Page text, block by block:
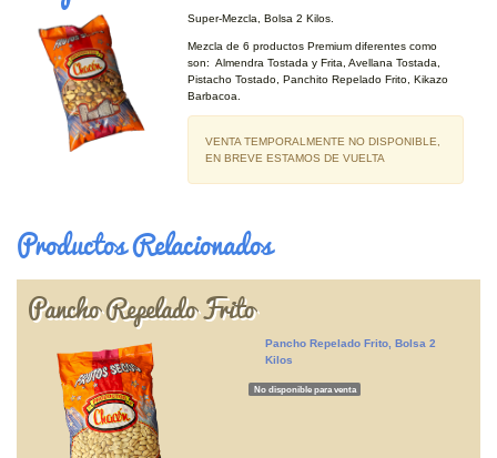
Super-Mezcla, Bolsa 2 Kilos.
Mezcla de 6 productos Premium diferentes como
son: Almendra Tostada y Frita, Avellana Tostada,
Pistacho Tostado, Panchito Repelado Frito, Kikazo
Barbacoa.
VENTA TEMPORALMENTE NO DISPONIBLE,
EN BREVE ESTAMOS DE VUELTA
Productos Relacionados
Pancho Repelado Frito
Pancho Repelado Frito, Bolsa 2
Kilos
No disponible para venta